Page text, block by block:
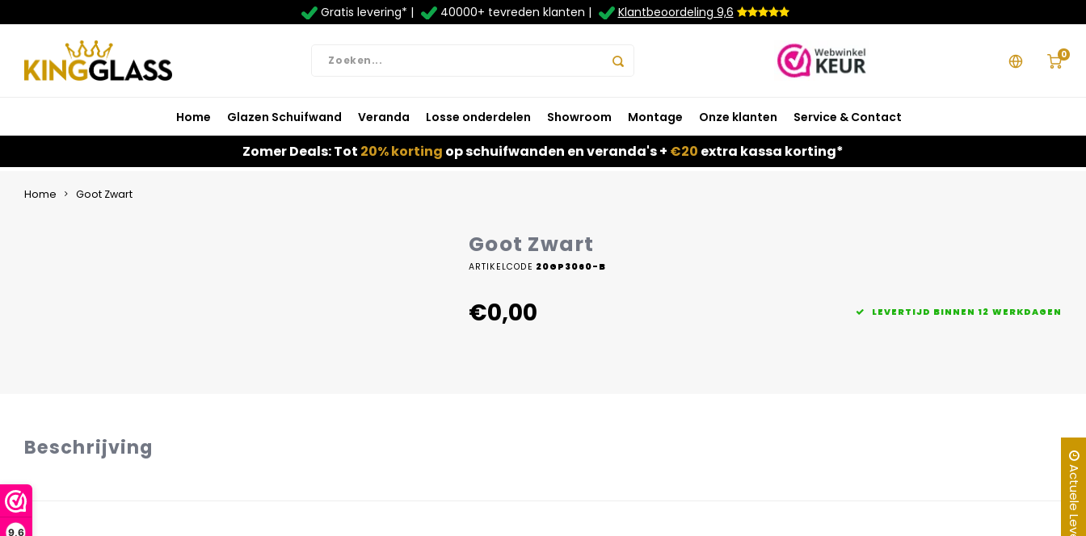
9,6
Gratis levering* | 40000+ tevreden klanten | Klantbeoordeling 9,6
0
Home Glazen Schuifwand Veranda Losse onderdelen Showroom Montage Onze klanten Service & Contact
Zomer Deals: Tot 20% korting op schuifwanden en veranda's + €20 extra kassa korting*
Home Goot Zwart
Goot Zwart
ARTIKELCODE 20GP3060-B
€0,00 LEVERTIJD BINNEN 12 WERKDAGEN
Beschrijving
Actuele Levertijd